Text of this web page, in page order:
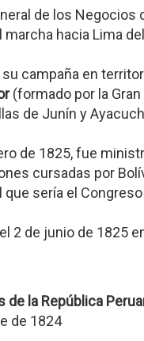
de los Negocios
hacia Lima
campaña en
(formado por la Gran
de Junín y
de 1825, fue
cursadas por
sería el Congreso
2 de junio de 1825
de la República
de 1824